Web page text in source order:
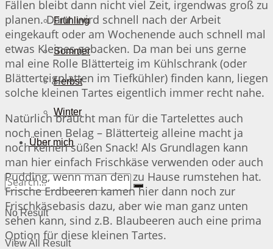
Frühling
Sommer
Herbst
Winter
Über mich
No Result
View All Result
Fällen bleibt dann nicht viel Zeit, irgendwas groß zu
planen. Dann wird schnell nach der Arbeit
eingekauft oder am Wochenende auch schnell mal
etwas Kleines gebacken. Da man bei uns gerne
mal eine Rolle Blätterteig im Kühlschrank (oder
Blätterteigplatten im Tiefkühler) finden kann, liegen
solche kleinen Tartes eigentlich immer recht nahe.
Natürlich braucht man für die Tartelettes auch
noch einen Belag – Blätterteig alleine macht ja
noch keinen süßen Snack! Als Grundlagen kann
man hier einfach Frischkäse verwenden oder auch
Pudding, wenn man den zu Hause rumstehen hat.
Frische Erdbeeren kamen hier dann noch zur
Frischkäsebasis dazu, aber wie man ganz unten
sehen kann, sind z.B. Blaubeeren auch eine prima
Option für diese kleinen Tartes.